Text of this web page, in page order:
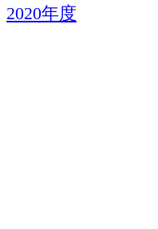
2020年度